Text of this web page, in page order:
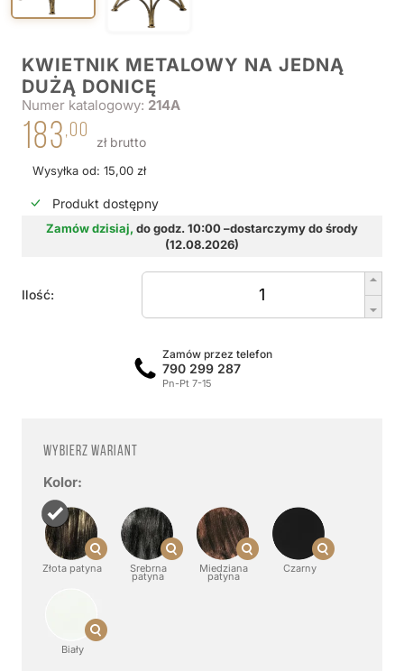
KWIETNIK METALOWY NA JEDNĄ
DUŻĄ DONICĘ
Numer katalogowy: 214A
183,00
zł brutto
Wysyłka od: 15,00 zł
Produkt dostępny
Zamów dzisiaj, do godz. 10:00 –dostarczymy do środy
(12.08.2026)
Ilość:
Zamów przez telefon
790 299 287
Pn-Pt 7-15
Wybierz wariant
Kolor:
Złota patyna Srebrna
patyna
Miedziana
patyna
Czarny
Biały